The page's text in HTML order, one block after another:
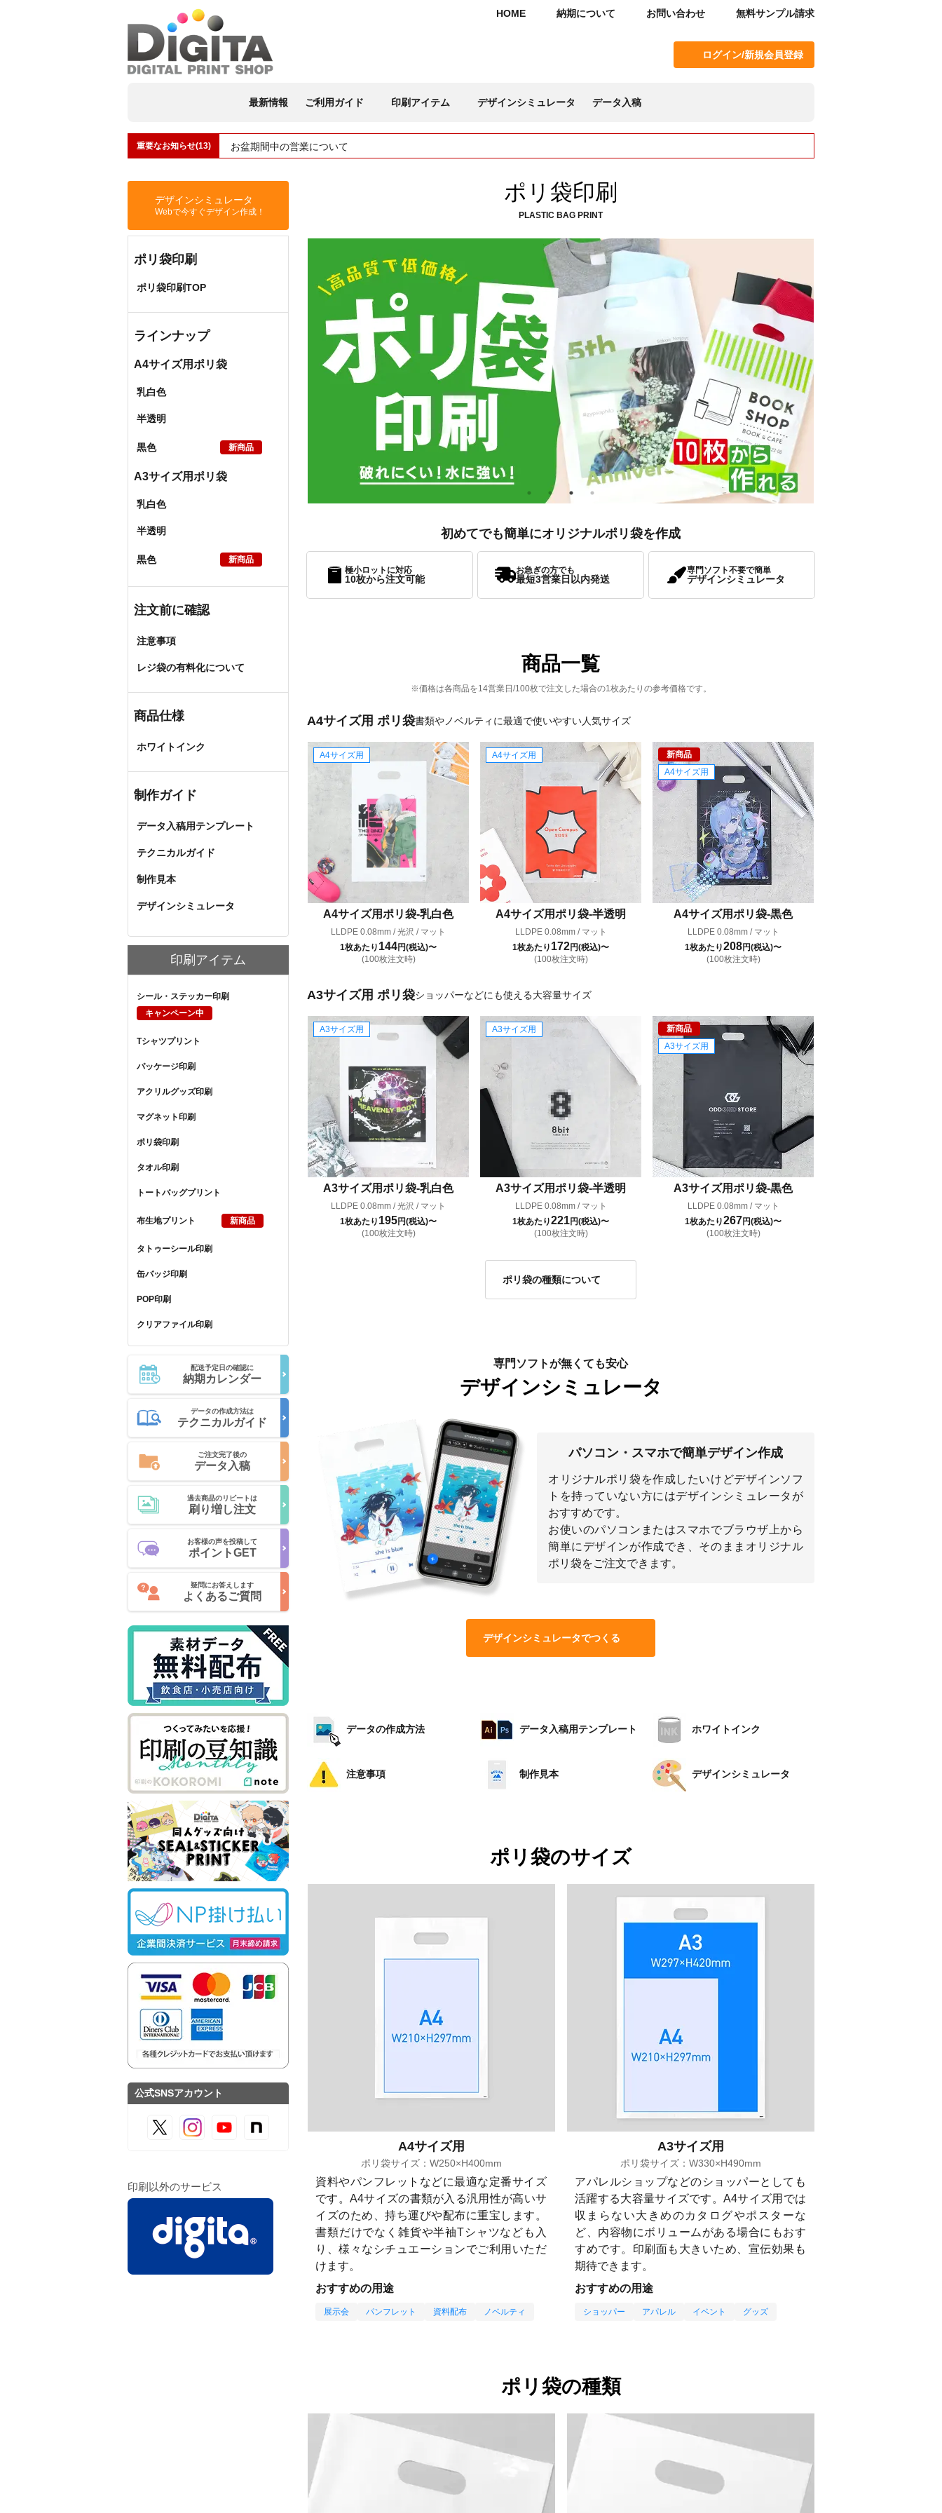
HOME 納期について お問い合わせ 無料サンプル請求
ログイン/新規会員登録
最新情報 ご利用ガイド 印刷アイテム デザインシミュレータ データ入稿
重要なお知らせ(13) タトゥーシール印刷の全商品の価格改定(値上げ)のお知らせ
デザインシミュレータ
Webで今すぐデザイン作成！
ポリ袋印刷
ポリ袋印刷TOP
ラインナップ
A4サイズ用ポリ袋
乳白色
半透明
黒色 新商品
A3サイズ用ポリ袋
乳白色
半透明
黒色 新商品
注文前に確認
注意事項
レジ袋の有料化について
商品仕様
ホワイトインク
制作ガイド
データ入稿用テンプレート
テクニカルガイド
制作見本
デザインシミュレータ
印刷アイテム
シール・ステッカー印刷
キャンペーン中
Tシャツプリント
パッケージ印刷
アクリルグッズ印刷
マグネット印刷
ポリ袋印刷
タオル印刷
トートバッグプリント
布生地プリント 新商品
タトゥーシール印刷
缶バッジ印刷
POP印刷
クリアファイル印刷
配送予定日の確認に
納期カレンダー
データの作成方法は
テクニカルガイド
ご注文完了後の
データ入稿
過去商品のリピートは
刷り増し注文
お客様の声を投稿して
ポイントGET
疑問にお答えします
よくあるご質問
公式SNSアカウント
印刷以外のサービス
ポリ袋印刷
PLASTIC BAG PRINT
初めてでも簡単にオリジナルポリ袋を作成
極小ロットに対応
10枚から注文可能
お急ぎの方でも
最短3営業日以内発送
専門ソフト不要で簡単
デザインシミュレータ
商品一覧
※価格は各商品を14営業日/100枚で注文した場合の1枚あたりの参考価格です。
A4サイズ用 ポリ袋書類やノベルティに最適で使いやすい人気サイズ
A4サイズ用
A4サイズ用ポリ袋-乳白色
LLDPE 0.08mm / 光沢 / マット
1枚あたり 144円(税込)〜
(100枚注文時)
A4サイズ用
A4サイズ用ポリ袋-半透明
LLDPE 0.08mm / マット
1枚あたり 172円(税込)〜
(100枚注文時)
新商品
A4サイズ用
A4サイズ用ポリ袋-黒色
LLDPE 0.08mm / マット
1枚あたり208円(税込)〜
(100枚注文時)
A3サイズ用 ポリ袋ショッパーなどにも使える大容量サイズ
A3サイズ用
A3サイズ用ポリ袋-乳白色
LLDPE 0.08mm / 光沢 / マット
1枚あたり 195円(税込)〜
(100枚注文時)
A3サイズ用
A3サイズ用ポリ袋-半透明
LLDPE 0.08mm / マット
1枚あたり221円(税込)〜
(100枚注文時)
新商品
A3サイズ用
A3サイズ用ポリ袋-黒色
LLDPE 0.08mm / マット
1枚あたり267円(税込)〜
(100枚注文時)
ポリ袋の種類について
専門ソフトが無くても安心
デザインシミュレータ
パソコン・スマホで簡単デザイン作成
オリジナルポリ袋を作成したいけどデザインソフ
トを持っていない方にはデザインシミュレータが
おすすめです。
お使いのパソコンまたはスマホでブラウザ上から
簡単にデザインが作成でき、そのままオリジナル
ポリ袋をご注文できます。
デザインシミュレータでつくる
データの作成方法 データ入稿用テンプレート ホワイトインク
注意事項 制作見本 デザインシミュレータ
ポリ袋のサイズ
A4サイズ用
ポリ袋サイズ：W250×H400mm
資料やパンフレットなどに最適な定番サイズ
です。A4サイズの書類が入る汎用性が高いサ
イズのため、持ち運びや配布に重宝します。
書類だけでなく雑貨や半袖Tシャツなども入
り、様々なシチュエーションでご利用いただ
けます。
おすすめの用途
展示会 パンフレット 資料配布 ノベルティ
A3サイズ用
ポリ袋サイズ：W330×H490mm
アパレルショップなどのショッパーとしても
活躍する大容量サイズです。A4サイズ用では
収まらない大きめのカタログやポスターな
ど、内容物にボリュームがある場合にもおす
すめです。印刷面も大きいため、宣伝効果も
期待できます。
おすすめの用途
ショッパー アパレル イベント グッズ
ポリ袋の種類